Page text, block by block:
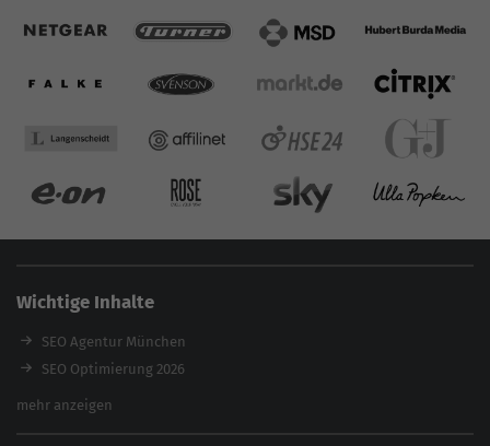
Wichtige Inhalte
SEO Agentur München
SEO Optimierung 2026
Backlink-Audit 2026
mehr anzeigen